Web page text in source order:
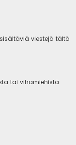
viestejä tältä
tai vihamiehistä